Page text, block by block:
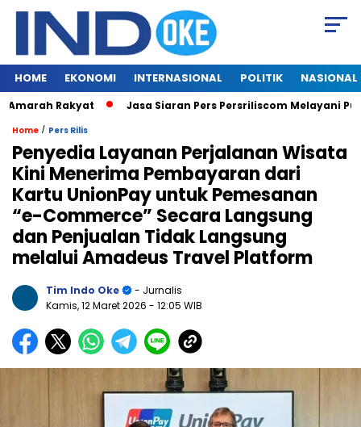
HOME EKONOMI INTERNASIONAL POLITIK NASIONAL
Rakyat Jasa Siaran Pers Persriliscom Melayani
Home / Pers Rilis
Penyedia Layanan Perjalanan Wisata
Kini Menerima Pembayaran dari
Kartu UnionPay untuk Pemesanan
“e-Commerce” Secara Langsung
dan Penjualan Tidak Langsung
melalui Amadeus Travel Platform
Tim Indo Oke
- Jurnalis
Kamis, 12 Maret 2026 - 12:05 WIB